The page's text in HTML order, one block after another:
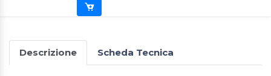
Descrizione Scheda Tecnica